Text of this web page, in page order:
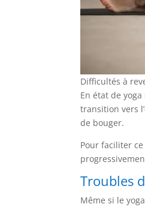
Difficultés à
En état de
transition vers
de bouger.
Pour faciliter
Troubles
Même si le